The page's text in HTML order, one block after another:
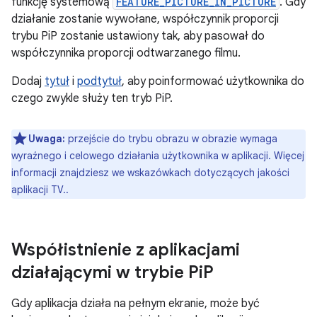
działanie zostanie wywołane, współczynnik proporcji
trybu PiP zostanie ustawiony tak, aby pasował do
współczynnika proporcji odtwarzanego filmu.
Dodaj tytuł i podtytuł, aby poinformować użytkownika do
czego zwykle służy ten tryb PiP.
Uwaga: przejście do trybu obrazu w obrazie wymaga
wyraźnego i celowego działania użytkownika w aplikacji. Więcej
informacji znajdziesz we wskazówkach dotyczących jakości
aplikacji TV..
Współistnienie z aplikacjami
działającymi w trybie PiP
Gdy aplikacja działa na pełnym ekranie, może być